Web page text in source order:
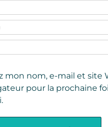
mon nom, e-mail et site
pour la prochaine